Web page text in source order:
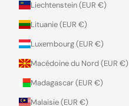
Liechtenstein (EUR €)
Lituanie (EUR €)
Luxembourg (EUR €)
Macédoine du Nord (EUR €)
Madagascar (EUR €)
Malaisie (EUR €)